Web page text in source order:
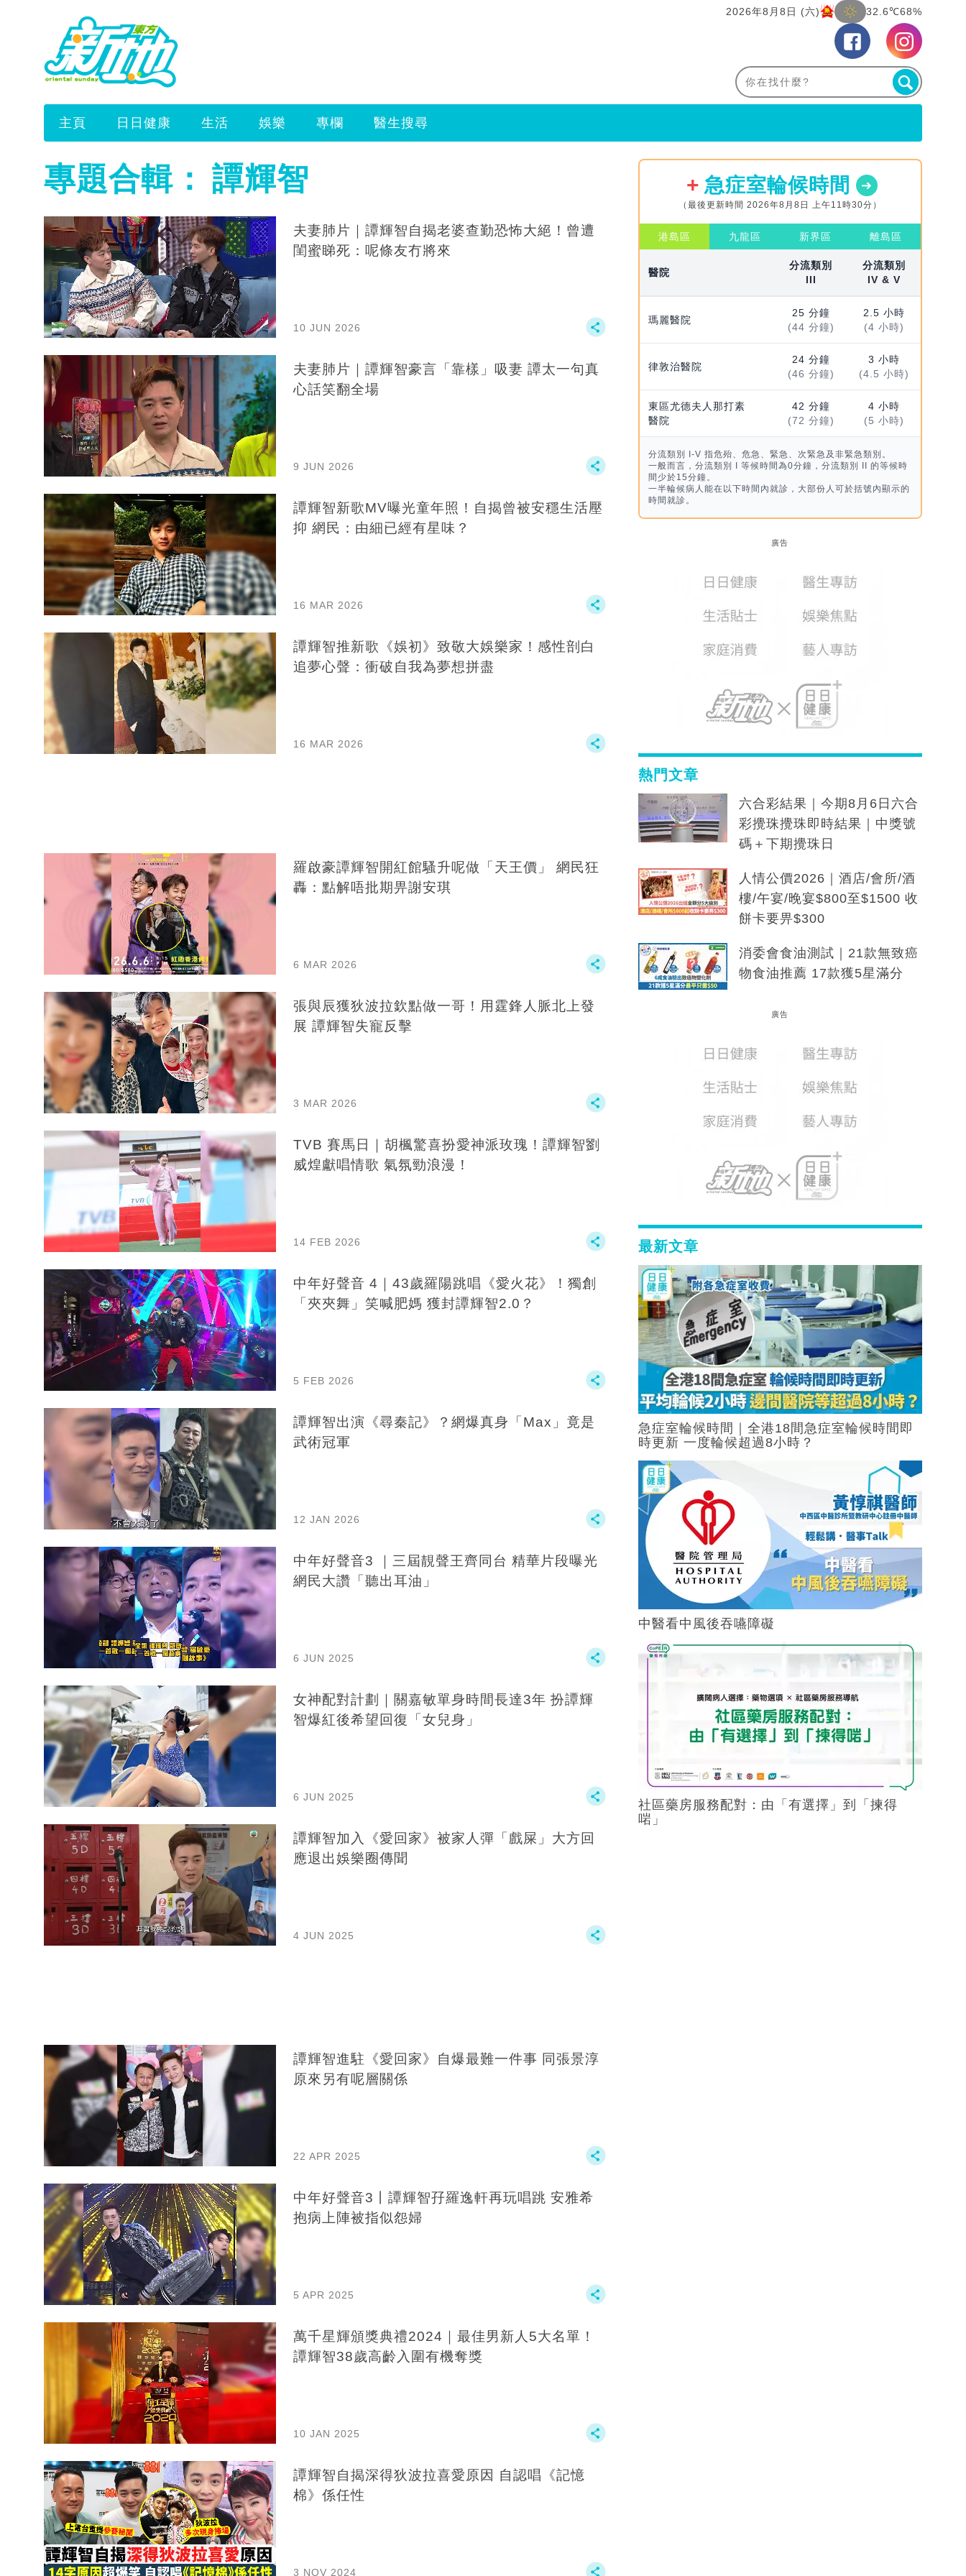
2026年8月8日 (六) 32.6℃68%
主頁 日日健康 生活 娛樂 專欄 醫生搜尋
專題合輯： 譚輝智
夫妻肺片｜譚輝智自揭老婆查勤恐怖大絕！曾遭
閨蜜睇死：呢條友冇將來
10 JUN 2026
夫妻肺片｜譚輝智豪言「靠樣」吸妻 譚太一句真
心話笑翻全場
9 JUN 2026
譚輝智新歌MV曝光童年照！自揭曾被安穩生活壓
抑 網民：由細已經有星味？
16 MAR 2026
譚輝智推新歌《娛初》致敬大娛樂家！感性剖白
追夢心聲：衝破自我為夢想拼盡
16 MAR 2026
羅啟豪譚輝智開紅館騷升呢做「天王價」 網民狂
轟：點解唔批期畀謝安琪
6 MAR 2026
張與辰獲狄波拉欽點做一哥！用霆鋒人脈北上發
展 譚輝智失寵反擊
3 MAR 2026
TVB 賽馬日｜胡楓驚喜扮愛神派玫瑰！譚輝智劉
威煌獻唱情歌 氣氛勁浪漫！
14 FEB 2026
中年好聲音 4｜43歲羅陽跳唱《愛火花》！獨創
「夾夾舞」笑喊肥媽 獲封譚輝智2.0？
5 FEB 2026
譚輝智出演《尋秦記》？網爆真身「Max」竟是
武術冠軍
12 JAN 2026
中年好聲音3 ｜三屆靚聲王齊同台 精華片段曝光
網民大讚「聽出耳油」
6 JUN 2025
女神配對計劃｜關嘉敏單身時間長達3年 扮譚輝
智爆紅後希望回復「女兒身」
6 JUN 2025
譚輝智加入《愛回家》被家人彈「戲屎」大方回
應退出娛樂圈傳聞
4 JUN 2025
譚輝智進駐《愛回家》自爆最難一件事 同張景淳
原來另有呢層關係
22 APR 2025
中年好聲音3丨譚輝智孖羅逸軒再玩唱跳 安雅希
抱病上陣被指似怨婦
5 APR 2025
萬千星輝頒獎典禮2024｜最佳男新人5大名單！
譚輝智38歲高齡入圍有機奪獎
10 JAN 2025
譚輝智自揭深得狄波拉喜愛原因 自認唱《記憶
棉》係任性
3 NOV 2024
急症室輪候時間
（最後更新時間 2026年8月8日 上午11時30分）
港島區 九龍區 新界區 離島區
醫院
分流類別
III
分流類別
IV & V
瑪麗醫院
25 分鐘
(44 分鐘)
2.5 小時
(4 小時)
律敦治醫院
24 分鐘
(46 分鐘)
3 小時
(4.5 小時)
東區尤德夫人那打素
醫院
42 分鐘
(72 分鐘)
4 小時
(5 小時)
分流類別 I-V 指危殆、危急、緊急、次緊急及非緊急類別。
一般而言，分流類別 I 等候時間為0分鐘，分流類別 II 的等候時
間少於15分鐘。
一半輪候病人能在以下時間內就診，大部份人可於括號內顯示的
時間就診。
廣告
熱門文章
六合彩結果｜今期8月6日六合
彩攪珠攪珠即時結果｜中獎號
碼＋下期攪珠日
人情公價2026｜酒店/會所/酒
樓/午宴/晚宴$800至$1500 收
餅卡要畀$300
消委會食油測試｜21款無致癌
物食油推薦 17款獲5星滿分
廣告
最新文章
急症室輪候時間｜全港18間急症室輪候時間即
時更新 一度輪候超過8小時？
中醫看中風後吞嚥障礙
社區藥房服務配對：由「有選擇」到「揀得
啱」